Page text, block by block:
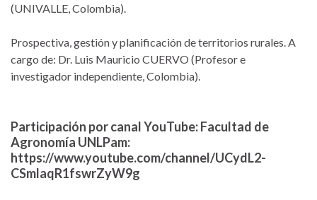
(UNIVALLE, Colombia).
Prospectiva, gestión y planificación de territorios rurales. A
cargo de: Dr. Luis Mauricio CUERVO (Profesor e
investigador independiente, Colombia).
Participación por canal YouTube: Facultad de
Agronomía UNLPam:
https://www.youtube.com/channel/UCydL2-
CSmlaqR1fswrZyW9g